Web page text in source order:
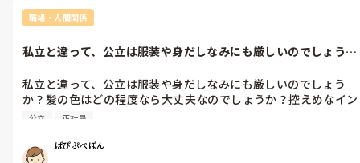
職場・人間関係
私立と違って、公立は服装や身だしなみにも厳しいのでしょう
私立と違って、公立は服装や身だしなみにも厳しいのでしょう
か？髪の色はどの程度なら大丈夫なのでしょうか？控えめなイン
ナーカラーは良いでしょうか？どんな感じかわからないので聞い
公立 正社員
ぱぴぷぺぽん